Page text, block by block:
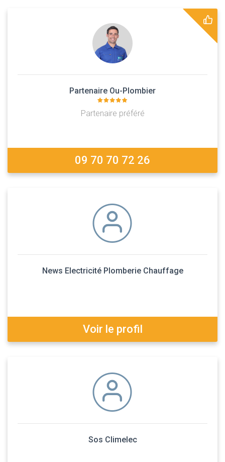
Partenaire Ou-Plombier
Partenaire préféré
09 70 70 72 26
News Electricité Plomberie Chauffage
Voir le profil
Sos Climelec